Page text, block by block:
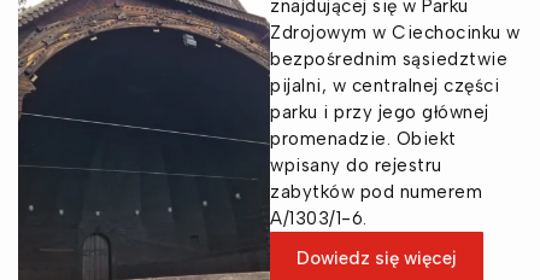
znajdującej się w Parku
Zdrojowym w Ciechocinku w
bezpośrednim sąsiedztwie
pijalni, w centralnej części
parku i przy jego głównej
promenadzie. Obiekt
wpisany do rejestru
zabytków pod numerem
A/1303/1-6.
Dowiedz się więcej